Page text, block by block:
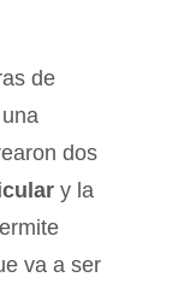
de
dos
y la
va a ser